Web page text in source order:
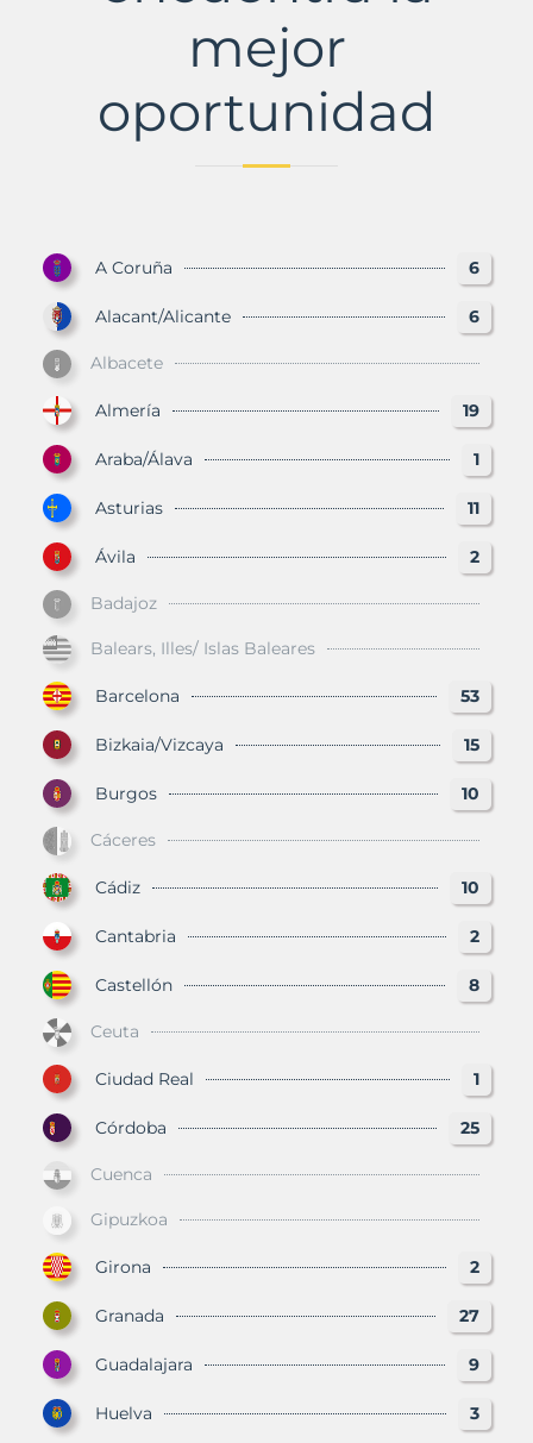
mejor
oportunidad
A Coruña 6
Alacant/Alicante 6
Albacete
Almería 19
Araba/Álava 1
Asturias 11
Ávila 2
Badajoz
Balears, Illes/ Islas Baleares
Barcelona 53
Bizkaia/Vizcaya 15
Burgos 10
Cáceres
Cádiz 10
Cantabria 2
Castellón 8
Ceuta
Ciudad Real 1
Córdoba 25
Cuenca
Gipuzkoa
Girona 2
Granada 27
Guadalajara 9
Huelva 3